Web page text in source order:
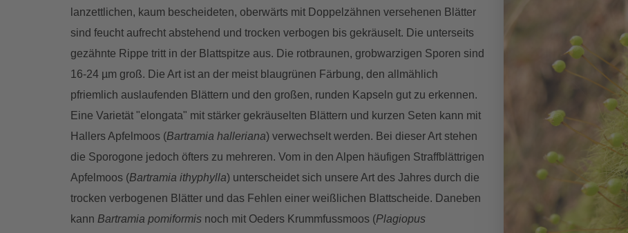
lanzettlichen, kaum bescheideten, oberwärts mit Doppelzähnen versehenen Blätter
sind feucht aufrecht abstehend und trocken verbogen bis gekräuselt. Die unterseits
gezähnte Rippe tritt in der Blattspitze aus. Die rotbraunen, grobwarzigen Sporen sind
16-24 µm groß. Die Art ist an der meist blaugrünen Färbung, den allmählich
pfriemlich auslaufenden Blättern und den großen, runden Kapseln gut zu erkennen.
Eine Varietät "elongata" mit stärker gekräuselten Blättern und kurzen Seten kann mit
Hallers Apfelmoos (Bartramia halleriana) verwechselt werden. Bei dieser Art stehen
die Sporogone jedoch öfters zu mehreren. Vom in den Alpen häufigen Straffblättrigen
Apfelmoos (Bartramia ithyphylla) unterscheidet sich unsere Art des Jahres durch die
trocken verbogenen Blätter und das Fehlen einer weißlichen Blattscheide. Daneben
kann Bartramia pomiformis noch mit Oeders Krummfussmoos (Plagiopus